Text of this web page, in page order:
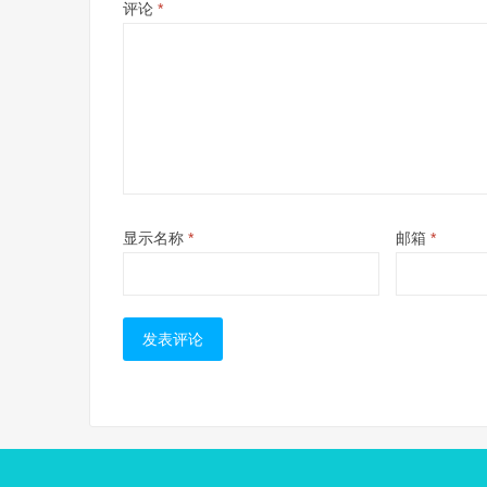
评论 *
显示名称 * 邮箱 *